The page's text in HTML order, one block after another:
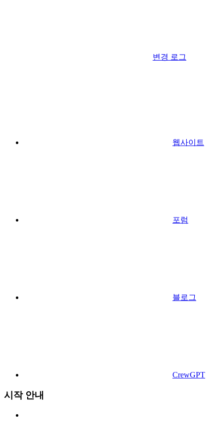
변경 로그
웹사이트
포럼
블로그
CrewGPT
시작 안내